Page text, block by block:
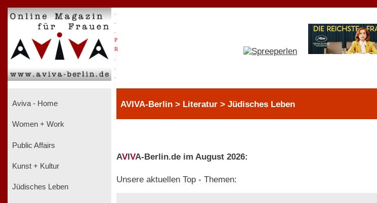
P
R
Aviva - Home
Women + Work
Public Affairs
Kunst + Kultur
Jüdisches Leben
AVIVA-Berlin > Literatur > Jüdisches Leben
AVIVA-Berlin.de im August 2026:
Unsere aktuellen Top - Themen: